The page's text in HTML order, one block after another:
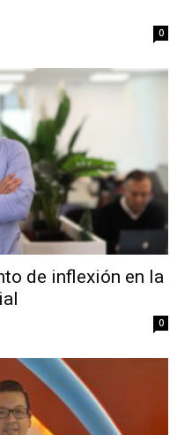
0
de inflexión en la
0